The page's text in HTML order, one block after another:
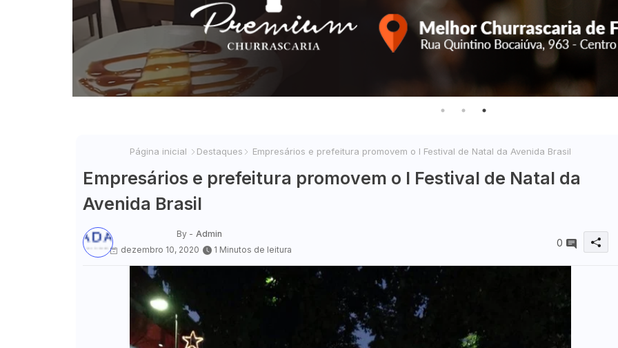
Página inicial Destaques Empresários e prefeitura promovem o I Festival de Natal da Avenida Brasil
Empresários e prefeitura promovem o I Festival de Natal da
Avenida Brasil
By - Admin
dezembro 10, 2020
1 Minutos de leitura
0